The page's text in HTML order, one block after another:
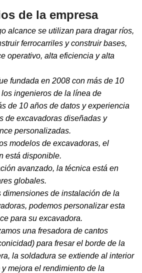
de la empresa
alcance se utilizan para dragar ríos,
ferrocarriles y construir bases,
operativo, alta eficiencia y alta
fundada en 2008 con más de 10
ingenieros de la línea de
de 10 años de datos y experiencia
de excavadoras diseñadas y
personalizadas.
modelos de excavadoras, el
está disponible.
avanzado, la técnica está en
globales.
dimensiones de instalación de la
podemos personalizar esta
para su excavadora.
una fresadora de cantos
para fresar el borde de la
la soldadura se extiende al interior
mejora el rendimiento de la